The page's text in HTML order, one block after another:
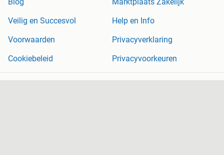
Veilig en Succesvol
Help en Info
Voorwaarden
Privacyverklaring
Cookiebeleid
Privacyvoorkeuren